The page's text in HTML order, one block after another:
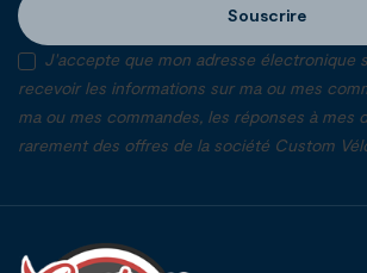
Souscrire
J'accepte que mon adresse électronique
recevoir les informations sur ma ou mes
ma ou mes commandes, les réponses à mes
rarement des offres de la société Custom